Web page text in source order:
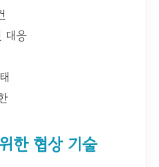
대응
한 협상 기술